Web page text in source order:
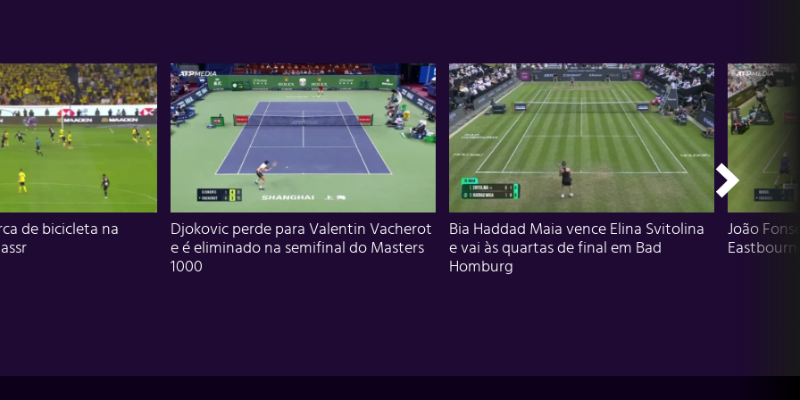
de bicicleta na
Djokovic perde para Valentin Vacherot
e é eliminado na semifinal do Masters
1000
Bia Haddad Maia vence Elina Svitolina
e vai às quartas de final em Bad
Homburg
João